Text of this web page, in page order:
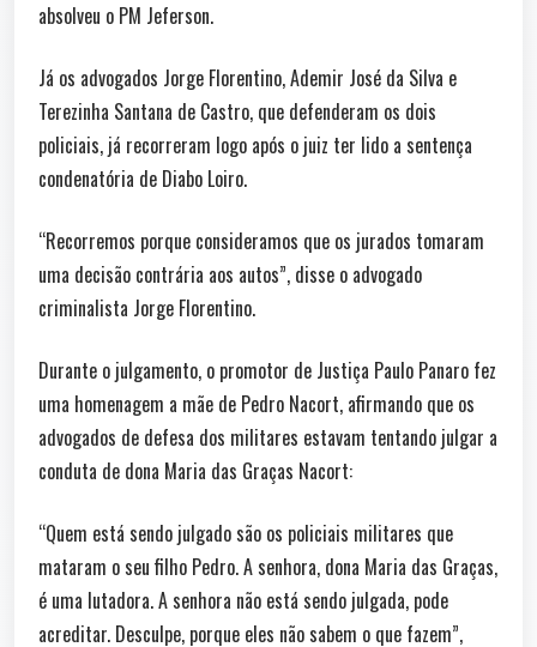
absolveu o PM Jeferson.
Já os advogados Jorge Florentino, Ademir José da Silva e
Terezinha Santana de Castro, que defenderam os dois
policiais, já recorreram logo após o juiz ter lido a sentença
condenatória de Diabo Loiro.
“Recorremos porque consideramos que os jurados tomaram
uma decisão contrária aos autos”, disse o advogado
criminalista Jorge Florentino.
Durante o julgamento, o promotor de Justiça Paulo Panaro fez
uma homenagem a mãe de Pedro Nacort, afirmando que os
advogados de defesa dos militares estavam tentando julgar a
conduta de dona Maria das Graças Nacort:
“Quem está sendo julgado são os policiais militares que
mataram o seu filho Pedro. A senhora, dona Maria das Graças,
é uma lutadora. A senhora não está sendo julgada, pode
acreditar. Desculpe, porque eles não sabem o que fazem”,